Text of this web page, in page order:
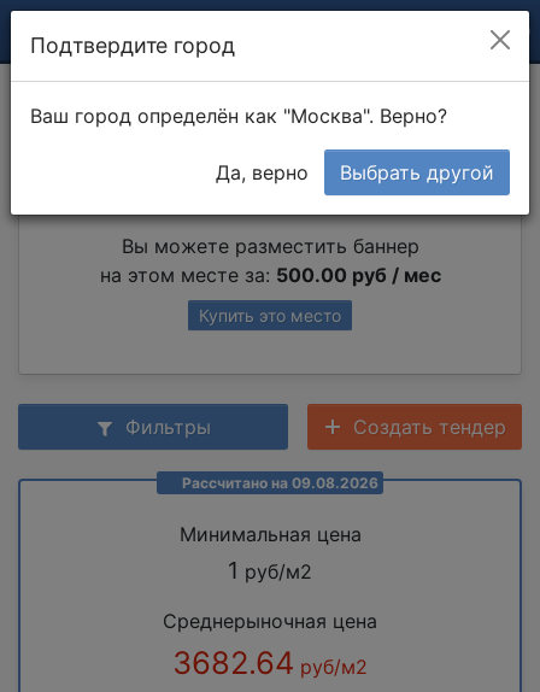
Высотные работы
Вы можете разместить баннер
на этом месте за: 500.00 руб / мес
Купить это место
Фильтры Создать тендер
Рассчитано на 09.08.2026
Минимальная цена
1 руб/м2
Среднерыночная цена
3682.64 руб/м2
Подтвердите город
Ваш город определён как "Москва". Верно?
Да, верно Выбрать другой